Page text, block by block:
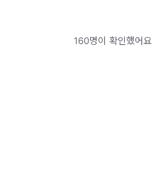
160명이 확인했어요